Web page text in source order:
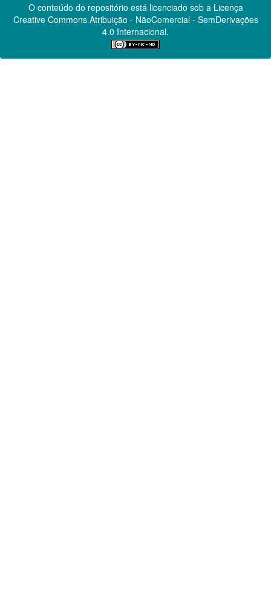
O conteúdo do repositório está licenciado sob a Licença
Creative CommonsAtribuição - NãoComercial - SemDerivações
4.0 Internacional.